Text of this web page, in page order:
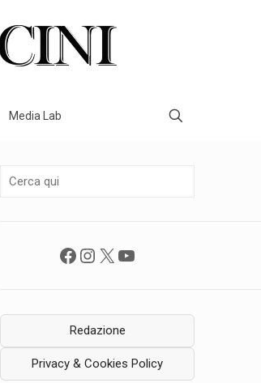
Media Lab
Facebook
Instagram
X YouTube
Redazione
Privacy & Cookies Policy